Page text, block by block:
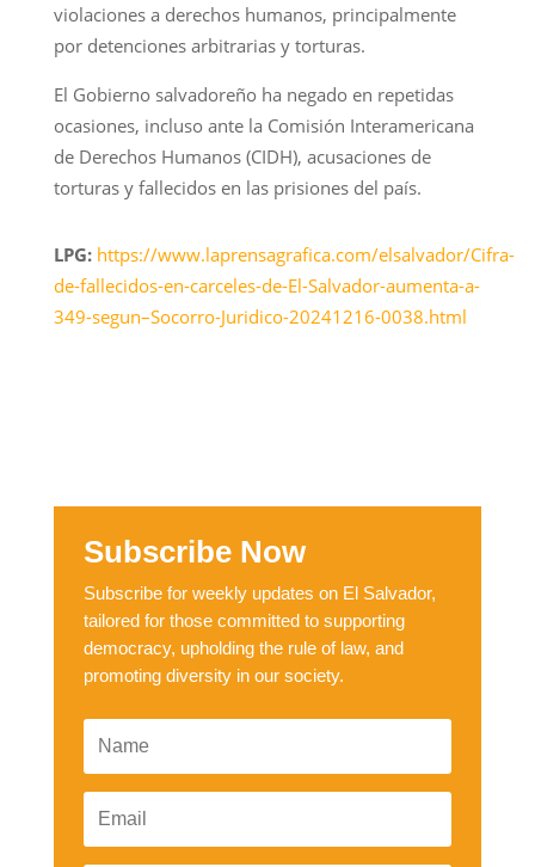
violaciones a derechos humanos, principalmente
por detenciones arbitrarias y torturas.
El Gobierno salvadoreño ha negado en repetidas
ocasiones, incluso ante la Comisión Interamericana
de Derechos Humanos (CIDH), acusaciones de
torturas y fallecidos en las prisiones del país.
LPG: https://www.laprensagrafica.com/elsalvador/Cifra-
de-fallecidos-en-carceles-de-El-Salvador-aumenta-a-
349-segun–Socorro-Juridico-20241216-0038.html
Subscribe Now
Subscribe for weekly updates on El Salvador,
tailored for those committed to supporting
democracy, upholding the rule of law, and
promoting diversity in our society.